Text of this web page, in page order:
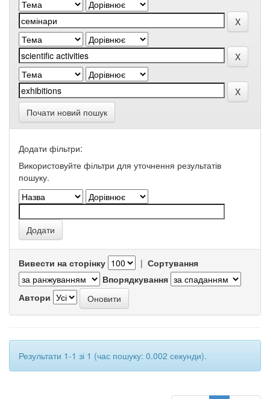
Почати новий пошук
Додати фільтри:
Використовуйте фільтри для уточнення результатів
пошуку.
Вивести на сторінку | Сортування
Впорядкування
Автори
Результати 1-1 зі 1 (час пошуку: 0.002 секунди).